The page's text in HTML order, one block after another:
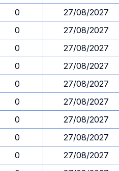
0
27/08/2027
0
27/08/2027
0
27/08/2027
0
27/08/2027
0
27/08/2027
0
27/08/2027
0
27/08/2027
0
27/08/2027
0
27/08/2027